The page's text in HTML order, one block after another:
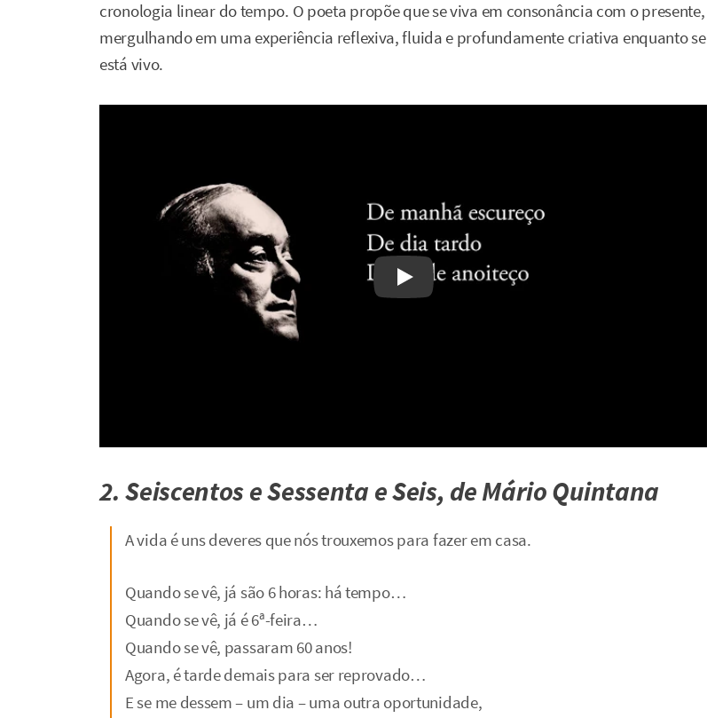
cronologia linear do tempo. O poeta propõe que se viva em consonância com o presente,
mergulhando em uma experiência reflexiva, fluida e profundamente criativa enquanto se
está vivo.
Watch on YouTube
2. Seiscentos e Sessenta e Seis, de Mário Quintana
A vida é uns deveres que nós trouxemos para fazer em casa.
Quando se vê, já são 6 horas: há tempo…
Quando se vê, já é 6ª-feira…
Quando se vê, passaram 60 anos!
Agora, é tarde demais para ser reprovado…
E se me dessem – um dia – uma outra oportunidade,